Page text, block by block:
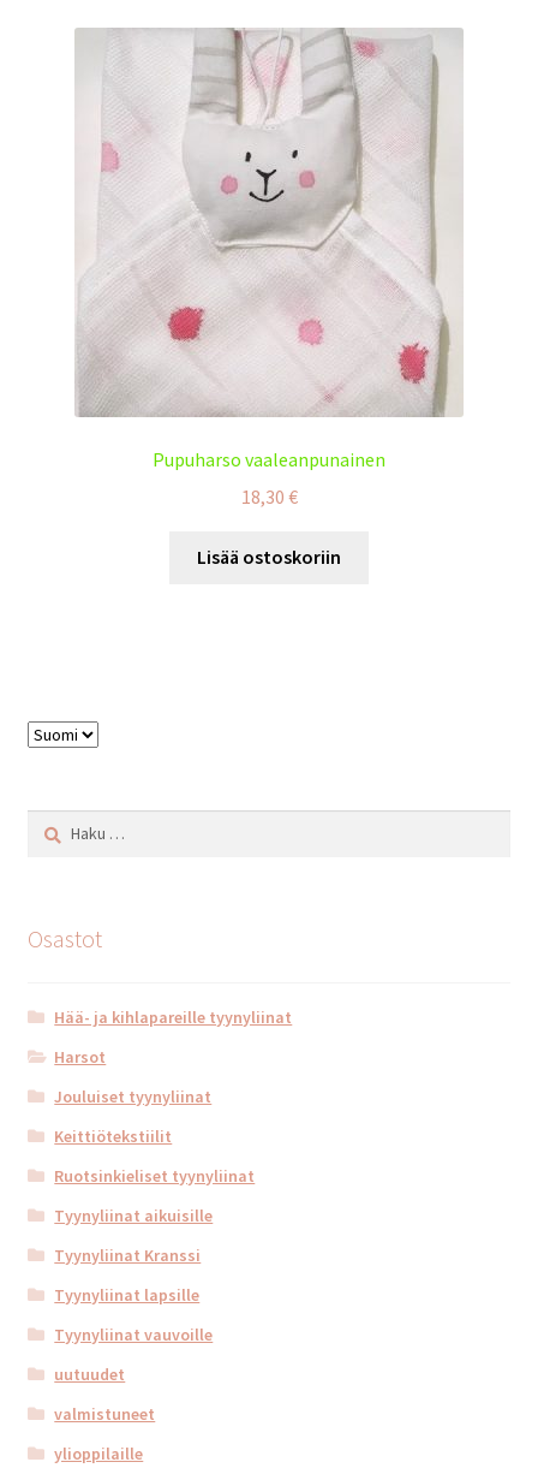
Pupuharso vaaleanpunainen
18,30 €
Lisää ostoskoriin
Valitse
Haku:
Osastot
Hää- ja kihlapareille tyynyliinat
Harsot
Jouluiset tyynyliinat
Keittiötekstiilit
Ruotsinkieliset tyynyliinat
Tyynyliinat aikuisille
Tyynyliinat Kranssi
Tyynyliinat lapsille
Tyynyliinat vauvoille
uutuudet
valmistuneet
ylioppilaille